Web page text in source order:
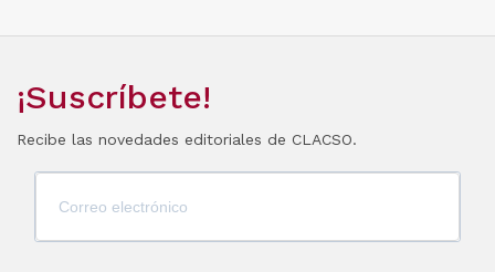
¡Suscríbete!
Recibe las novedades editoriales de CLACSO.